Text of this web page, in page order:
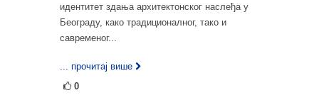
идентитет здања архитектонског наслеђа у
Београду, како традиционалног, тако и
савременог...
... прочитај више
0